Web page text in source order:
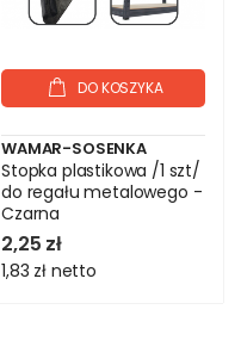
DO KOSZYKA
WAMAR-SOSENKA
Stopka plastikowa /1 szt/
do regału metalowego -
Czarna
2,25 zł
1,83 zł netto